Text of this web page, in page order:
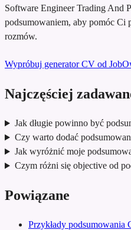
Software Engineer Trading And
podsumowaniem, aby pomóc Ci
rozmów.
Wypróbuj generator CV od
Najczęściej
Jak długie powinno być
Czy warto dodać
Jak wyróżnić moje
Czym różni się objective od
Powiązane
Przykłady